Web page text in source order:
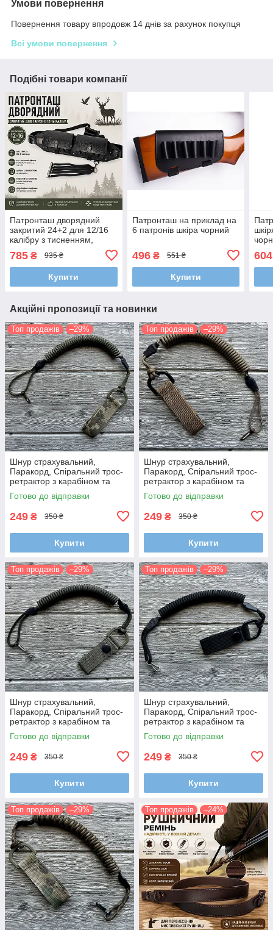
Умови повернення
Повернення товару впродовж 14 днів за рахунок покупця
Всі умови повернення
Подібні товари компанії
Патронташ дворядний
закритий 24+2 для 12/16
калібру з тисненням,
785 ₴ 935 ₴
Купити
Патронташ на приклад на
6 патронів шкіра чорний
496₴ 551 ₴
Купити
604
Акційні пропозиції та новинки
Топ продажів –29%
Шнур страхувальний,
Паракорд, Спіральний трос-
ретрактор з карабіном та
кріпленням на пояс (Довжина
35-100 см)
Готово до відправки
249 ₴ 350 ₴
Купити
Топ продажів –29%
Шнур страхувальний,
Паракорд, Спіральний трос-
ретрактор з карабіном та
кріпленням на пояс (Довжина
35-100 см)
Готово до відправки
249 ₴ 350 ₴
Купити
Топ продажів –29%
Шнур страхувальний,
Паракорд, Спіральний трос-
ретрактор з карабіном та
кріпленням на пояс (Довжина
35-100 см)
Готово до відправки
249 ₴ 350 ₴
Купити
Топ продажів –29%
Шнур страхувальний,
Паракорд, Спіральний трос-
ретрактор з карабіном та
кріпленням на пояс (Довжина
35-100 см)
Готово до відправки
249 ₴ 350 ₴
Купити
Топ продажів –29% Топ продажів –24%